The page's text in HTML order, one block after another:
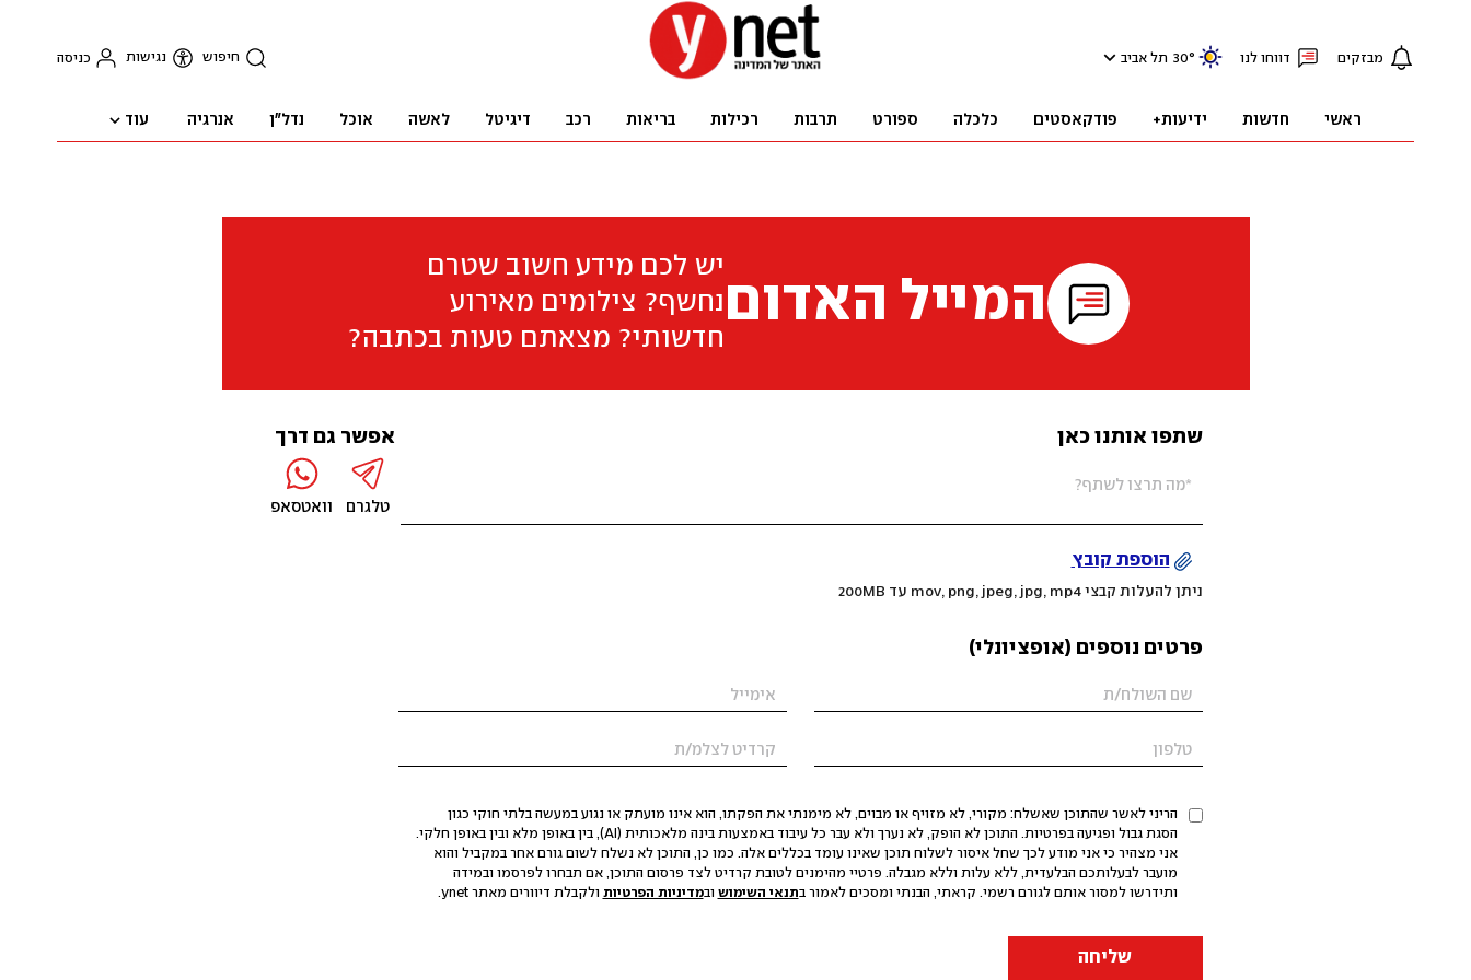
מבזקים דווחו לנו 30° תל אביב חיפוש נגישות כניסה
ראשי חדשות ידיעות+ פודקאסטים כלכלה ספורט תרבות רכילות בריאות רכב דיגיטל לאשה אוכל נדל"ן אנרגיה עוד
המייל האדום
יש לכם מידע חשוב שטרם
נחשף? צילומים מאירוע
חדשותי? מצאתם טעות בכתבה?
שתפו אותנו כאן
הוספת קובץ
ניתן להעלות קבצי mov, png, jpeg, jpg, mp4 עד 200MB
פרטים נוספים (אופציונלי)
הריני לאשר שהתוכן שאשלח: מקורי, לא מזויף או מבוים, לא מימנתי את הפקתו, הוא אינו מועתק או נגוע במעשה בלתי חוקי כגון
הסגת גבול ופגיעה בפרטיות. התוכן לא הופק, לא נערך ולא עבר כל עיבוד באמצעות בינה מלאכותית (AI), בין באופן מלא ובין באופן חלקי.
אני מצהיר כי אני מודע לכך שחל איסור לשלוח תוכן שאינו עומד בכללים אלה. כמו כן, התוכן לא נשלח לשום גורם אחר במקביל והוא
מועבר לבעלותכם הבלעדית, ללא עלות וללא מגבלה. פרטיי מהימנים לטובת קרדיט לצד פרסום התוכן, אם תבחרו לפרסמו ובמידה
ותידרשו למסור אותם לגורם רשמי. קראתי, הבנתי ומסכים לאמור בתנאי השימוש ובמדיניות הפרטיות ולקבלת דיוורים מאתר ynet.
שליחה
אפשר גם דרך
טלגרם וואטסאפ